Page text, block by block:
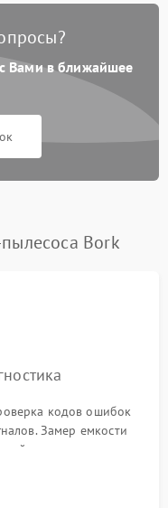
Вами в ближайшее
Bork
кодов ошибок
Замер емкости
станции зарядки.
падения для